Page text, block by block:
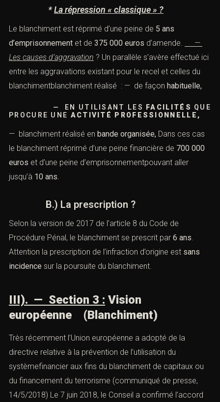
important de se demander si il s’agit ou non d’une
infraction continue ? La chambre Criminelle semble
favorable à la qualification d’infraction continue dans un
arrêt du
9 mai 2015
. Cette qualification permet d’élargir
et d’étendre considérablement la répression du
blanchiment.
*La répression « classique » ?
375 000 euros d’amende.
Les causes d’aggravation
? Un parallèle s’avère effectué
ici entre les aggravations existant pour le recel et celles
du blanchimentblanchiment réalisé : — de façon
— EN UTILISANT LES
FACILITÉS
QUE PROCURE UNE ACTIVITÉ
PROFESSIONNELLE,
— blanchiment réalisé enbande organisée,Dans ces
cas le blanchiment réprimé d’une peine financière de
aller jusqu’à10 ans.
B.) La prescription ?
Selon la version de 2017 de l’article 8 du Code de
Procédure Pénal, le blanchiment se prescrit par6 ans
Attention la prescription de l’infraction d’origine estsans
incidencesur la poursuite du blanchiment.